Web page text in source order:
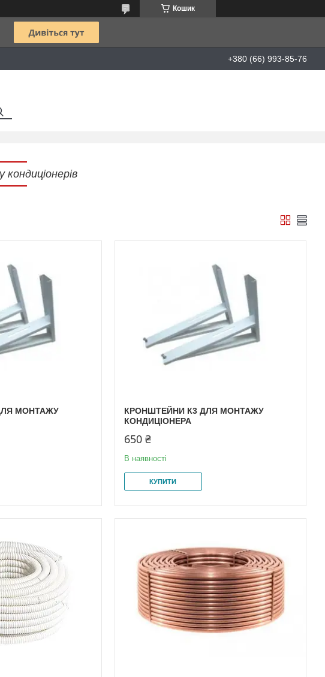
Кошик
+380 (66) 993-85-76
МОНТАЖУ
КРОНШТЕЙНИ К3 ДЛЯ МОНТАЖУ
КОНДИЦІОНЕРА
650 ₴
В наявності
КУПИТИ